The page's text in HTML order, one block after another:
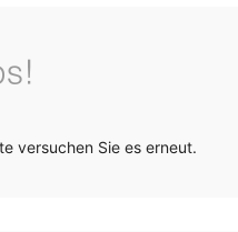
versuchen Sie es erneut.